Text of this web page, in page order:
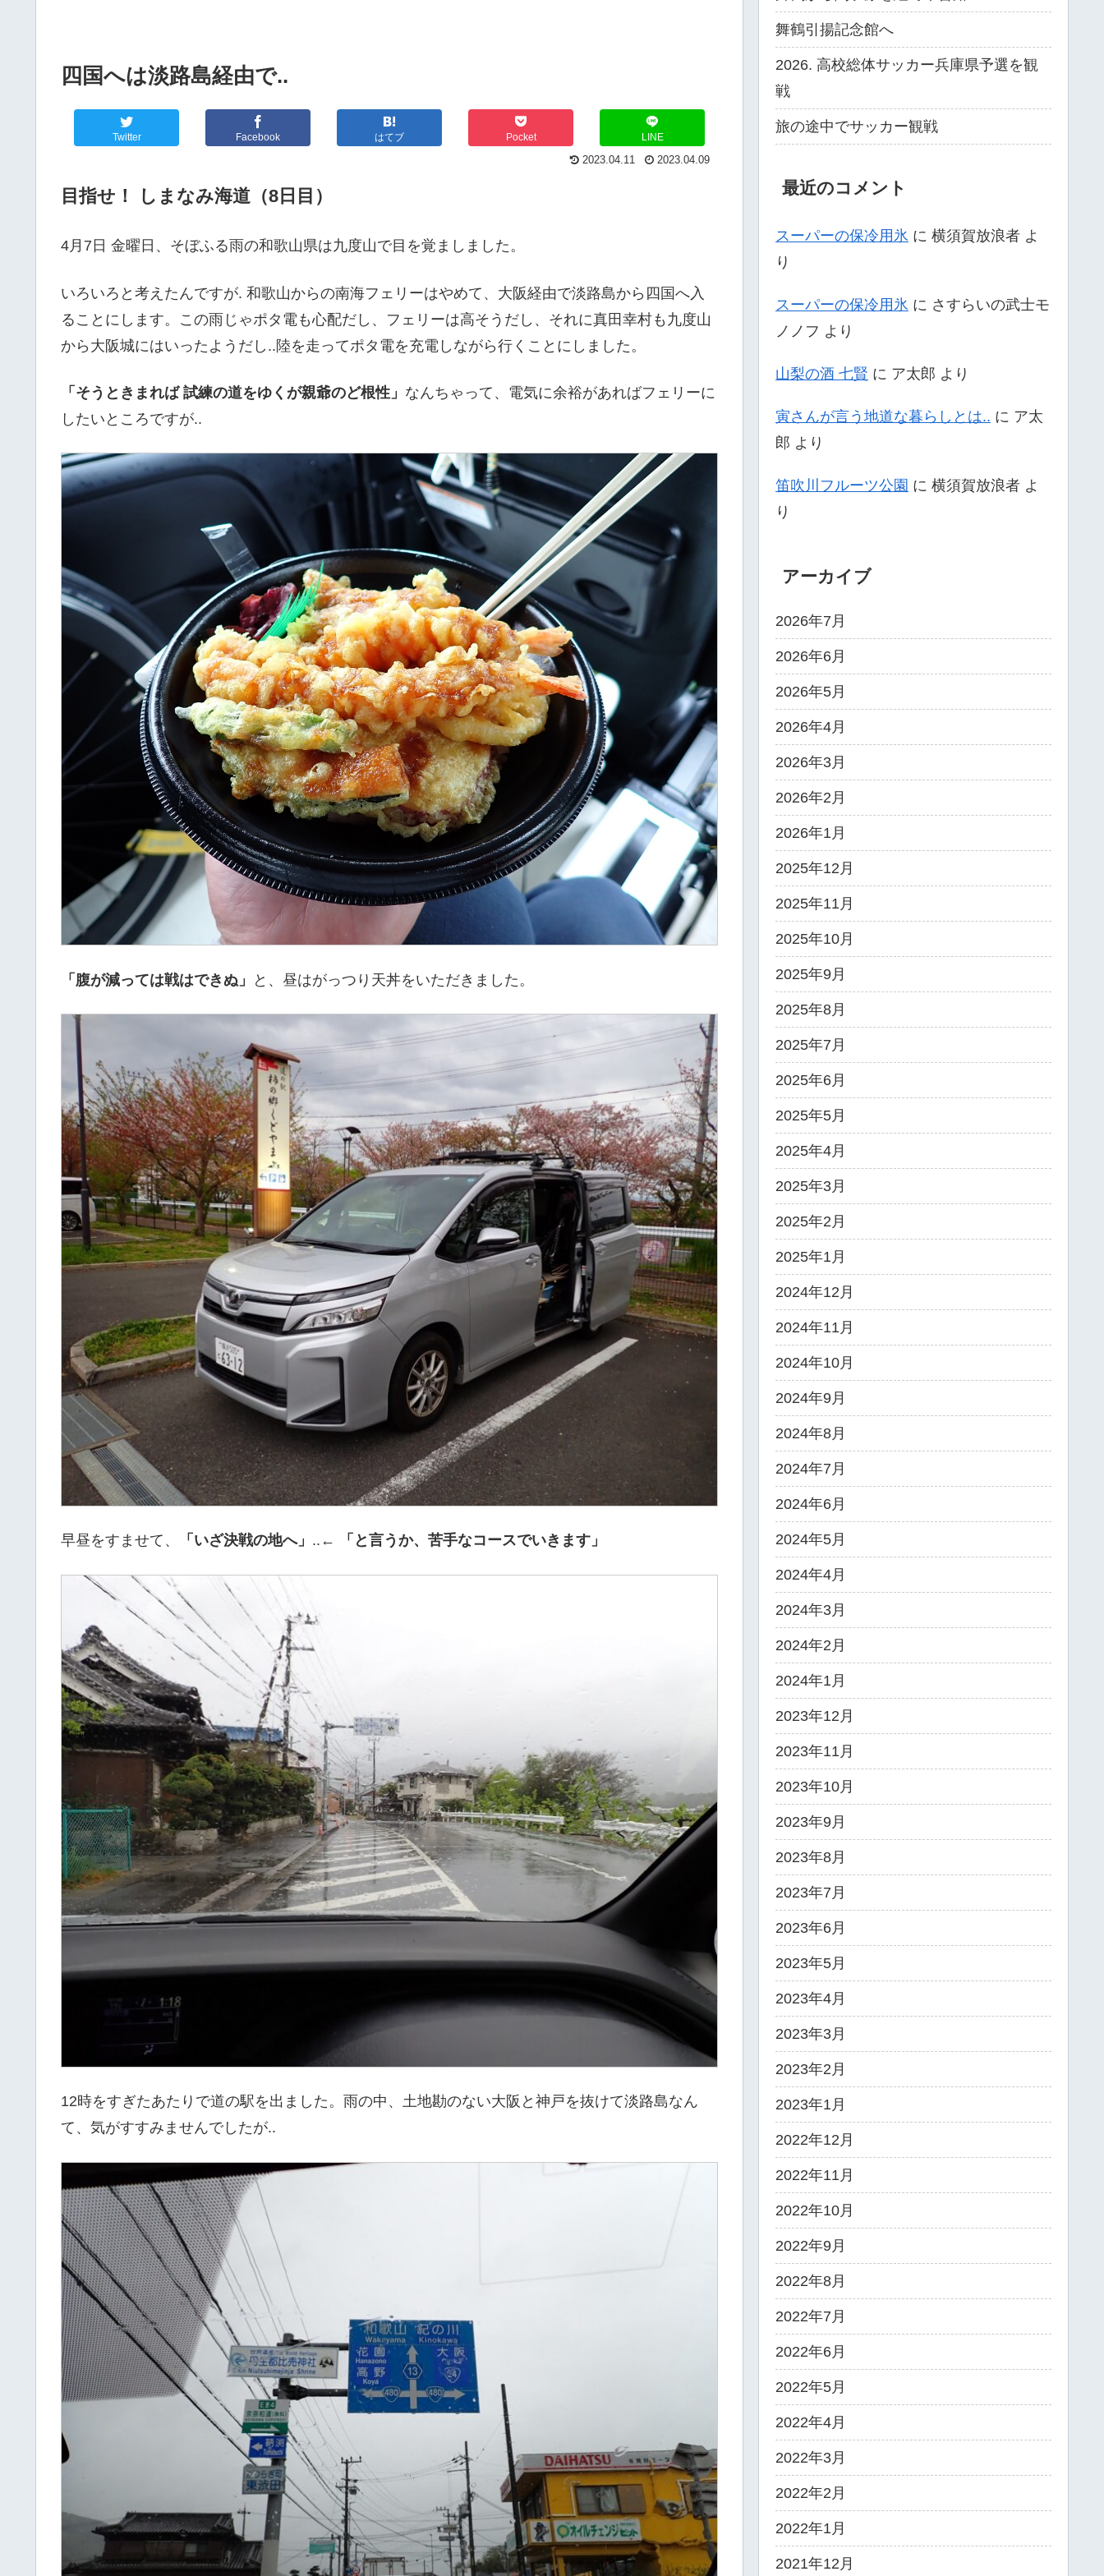
四国へは淡路島経由で..
Twitter Facebook はてブ Pocket LINE
2023.04.11 2023.04.09
目指せ！ しまなみ海道（8日目）
4月7日 金曜日、そぼふる雨の和歌山県は九度山で目を覚ましました。
いろいろと考えたんですが. 和歌山からの南海フェリーはやめて、大阪経由で淡路島から四国へ入
ることにします。この雨じゃポタ電も心配だし、フェリーは高そうだし、それに真田幸村も九度山
から大阪城にはいったようだし..陸を走ってポタ電を充電しながら行くことにしました。
「そうときまれば 試練の道をゆくが親爺のど根性」 なんちゃって、電気に余裕があればフェリーに
したいところですが..
「腹が減っては戦はできぬ」 と、昼はがっつり天丼をいただきました。
早昼をすませて、 「いざ決戦の地へ」 ..← 「と言うか、苦手なコースでいきます」
12時をすぎたあたりで道の駅を出ました。雨の中、土地勘のない大阪と神戸を抜けて淡路島なん
て、気がすすみませんでしたが..
舞鶴引揚記念館へ
2026. 高校総体サッカー兵庫県予選を観
戦
旅の途中でサッカー観戦
最近のコメント
スーパーの保冷用氷 に 横須賀放浪者 よ
り
スーパーの保冷用氷 に さすらいの武士モ
ノノフ より
山梨の酒 七賢 に ア太郎 より
寅さんが言う地道な暮らしとは.. に ア太
郎 より
笛吹川フルーツ公園 に 横須賀放浪者 よ
り
アーカイブ
2026年7月
2026年6月
2026年5月
2026年4月
2026年3月
2026年2月
2026年1月
2025年12月
2025年11月
2025年10月
2025年9月
2025年8月
2025年7月
2025年6月
2025年5月
2025年4月
2025年3月
2025年2月
2025年1月
2024年12月
2024年11月
2024年10月
2024年9月
2024年8月
2024年7月
2024年6月
2024年5月
2024年4月
2024年3月
2024年2月
2024年1月
2023年12月
2023年11月
2023年10月
2023年9月
2023年8月
2023年7月
2023年6月
2023年5月
2023年4月
2023年3月
2023年2月
2023年1月
2022年12月
2022年11月
2022年10月
2022年9月
2022年8月
2022年7月
2022年6月
2022年5月
2022年4月
2022年3月
2022年2月
2022年1月
2021年12月